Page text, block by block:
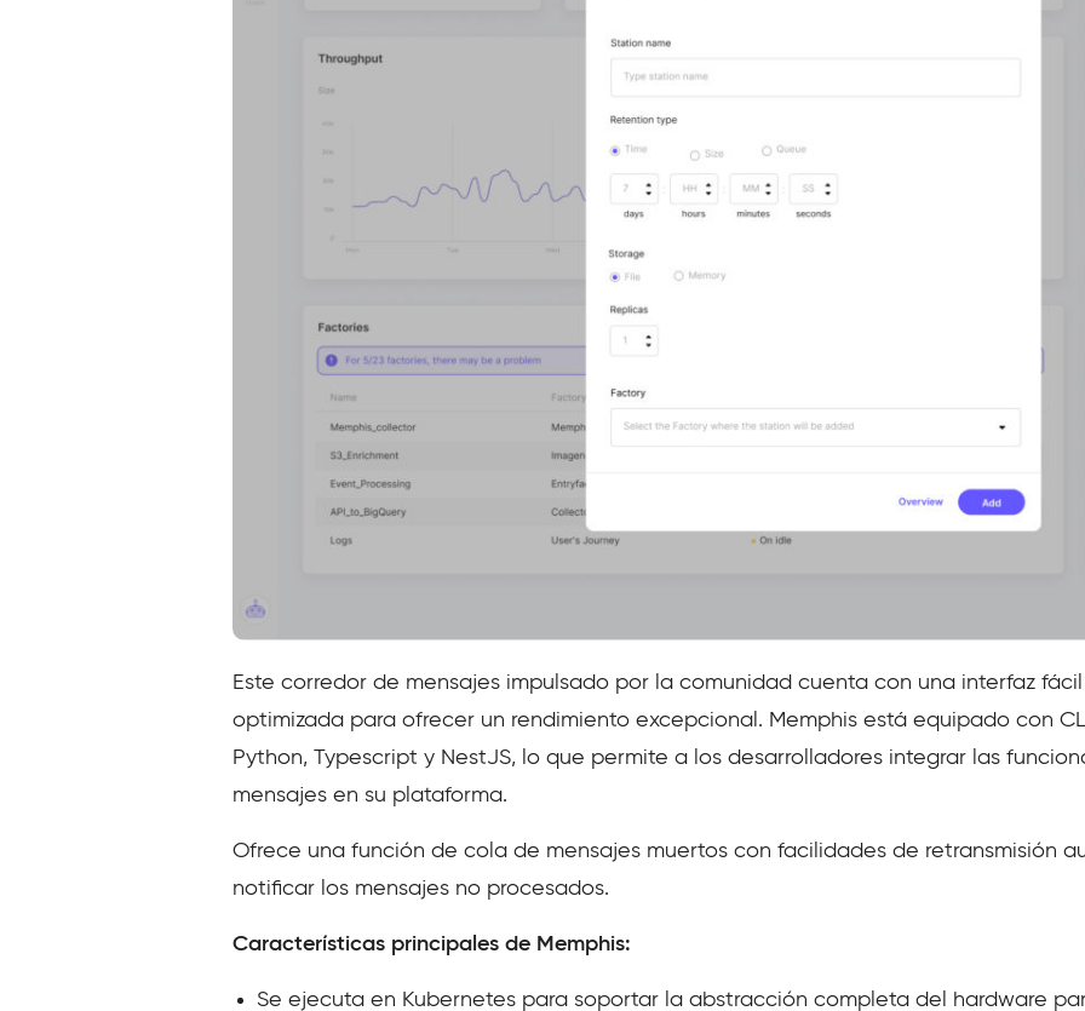
Este corredor de mensajes impulsado por la comunidad cuenta con una interfaz
optimizada para ofrecer un rendimiento excepcional. Memphis está equipado con
Python, Typescript y NestJS, lo que permite a los desarrolladores integrar las
mensajes en su plataforma.
Ofrece una función de cola de mensajes muertos con facilidades de retransmisión
notificar los mensajes no procesados.
Características principales de Memphis:
Se ejecuta en Kubernetes para soportar la abstracción completa del hardware